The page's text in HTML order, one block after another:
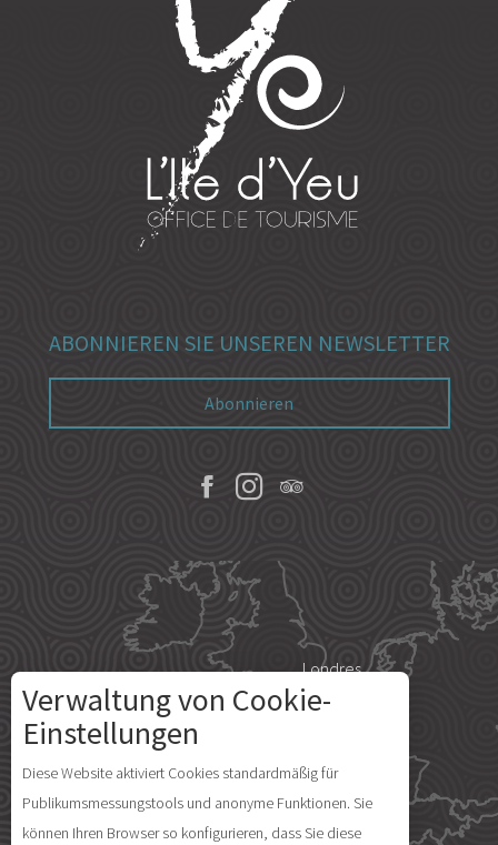
Beschreibung
Service
Öffnungen
ABONNIEREN SIE UNSEREN NEWSLETTER
Abonnieren
Londres
Île d'Yeu
Verwaltung von Cookie-
Einstellungen
Diese Website aktiviert Cookies standardmäßig für
Publikumsmessungstools und anonyme Funktionen. Sie
können Ihren Browser so konfigurieren, dass Sie diese